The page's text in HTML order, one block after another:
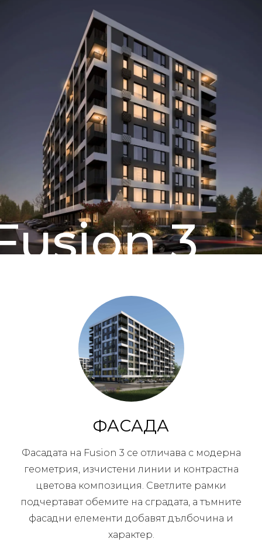
3
ФАСАДА
Фасадата на Fusion 3 се отличава с модерна
геометрия, изчистени линии и контрастна
цветова композиция. Светлите рамки
подчертават обемите на сградата, а тъмните
фасадни елементи добавят дълбочина и
характер.